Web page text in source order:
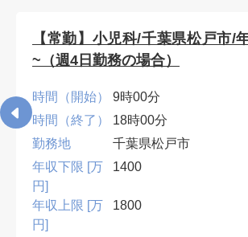
【常勤】小児科/千葉県松戸市/
~（週4日勤務の場合）
時間（開始）
9時00分
時間（終了）
18時00分
勤務地
千葉県松戸市
年収下限 [万
円]
1400
年収上限 [万
円]
1800